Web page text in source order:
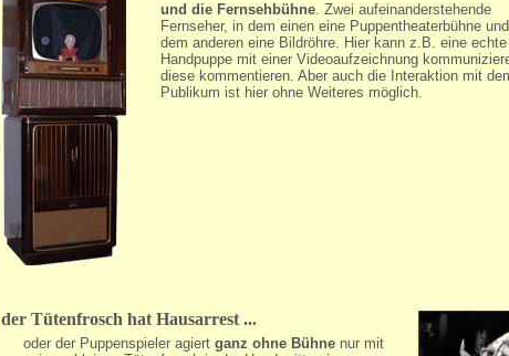
und die Fernsehbühne. Zwei aufeinanderstehende
Fernseher, in dem einen eine Puppentheaterbühne
dem anderen eine Bildröhre. Hier kann z.B. eine echte
Handpuppe mit einer Videoaufzeichnung
diese kommentieren. Aber auch die Interaktion mit
Publikum ist hier ohne Weiteres möglich.
der Tütenfrosch hat Hausarrest ...
oder der Puppenspieler agiert ganz ohne Bühne nur mit